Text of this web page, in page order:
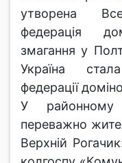
утворена
федерація
змагання у
Україна
федерації
У районному
переважно
Верхній